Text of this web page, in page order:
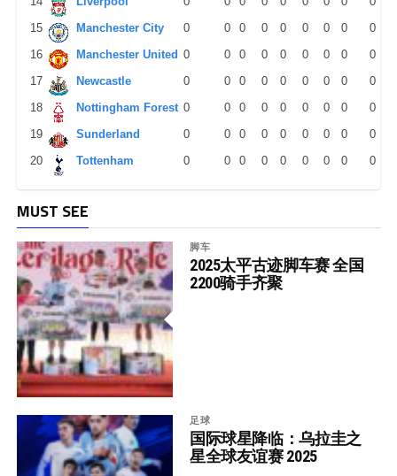
15
Manchester City 0 0 0 0 0 0 0 0
0
16
Manchester United 0 0 0 0 0 0 0 0
0
17
Newcastle 0 0 0 0 0 0 0 0
0
18
Nottingham Forest 0 0 0 0 0 0 0 0
0
19
Sunderland 0 0 0 0 0 0 0 0
0
20
Tottenham 0 0 0 0 0 0 0 0 0
MUST SEE
脚车
2025太平古迹脚车赛 全国
2200骑手齐聚
足球
国际球星降临：乌拉圭之
星全球友谊赛 2025